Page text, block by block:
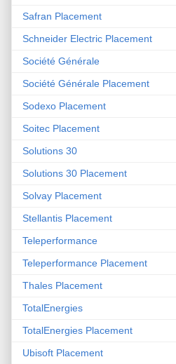
Safran Placement
Schneider Electric Placement
Société Générale
Société Générale Placement
Sodexo Placement
Soitec Placement
Solutions 30
Solutions 30 Placement
Solvay Placement
Stellantis Placement
Teleperformance
Teleperformance Placement
Thales Placement
TotalEnergies
TotalEnergies Placement
Ubisoft Placement